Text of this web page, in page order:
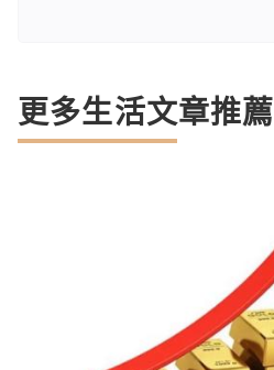
更多生活文章推薦